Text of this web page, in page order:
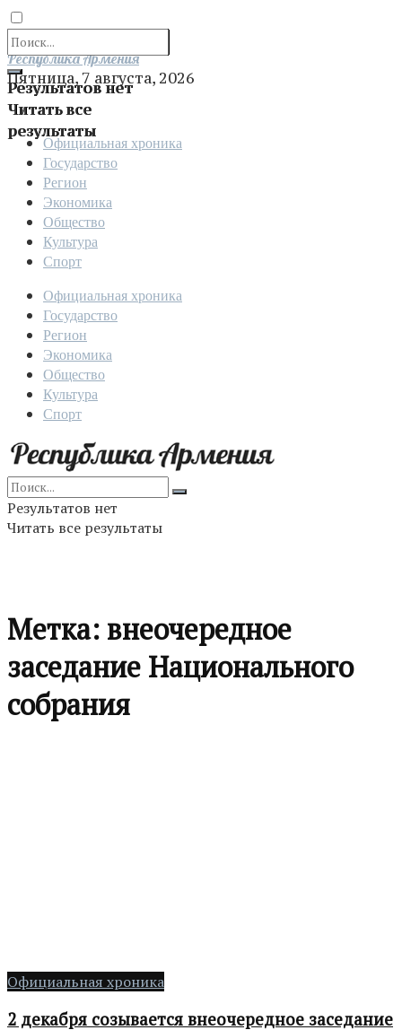
Результатов нет
Читать все
результаты
Отправить
Республика Армения
Пятница, 7 августа, 2026
Официальная хроника
Государство
Регион
Экономика
Общество
Культура
Спорт
Официальная хроника
Государство
Регион
Экономика
Общество
Культура
Спорт
Результатов нет
Читать все результаты
Метка: внеочередное
заседание Национального
собрания
Официальная хроника
2 декабря созывается внеочередное заседание